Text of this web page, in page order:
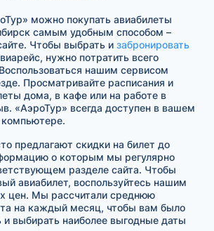
можно покупать авиабилеты
самым удобным способом –
Чтобы выбрать и забронировать
нужно потратить всего
нашим сервисом
Просматривайте расписания и
дома, в кафе или на работе в
«АэроТур» всегда доступен в вашем
предлагают скидки на билет до
о которым мы регулярно
разделе сайта. Чтобы
авиабилет, воспользуйтесь нашим
цен. Мы рассчитали среднюю
на каждый месяц, чтобы вам было
и выбирать наиболее выгодные даты